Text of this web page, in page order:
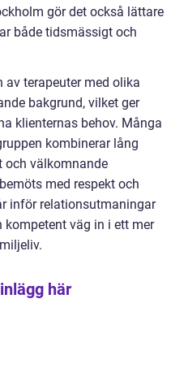
gör det också lättare
både tidsmässigt och
av terapeuter med olika
bakgrund, vilket ger
klienternas behov. Många
kombinerar lång
och välkomnande
med respekt och
inför relationsutmaningar
kompetent väg in i ett mer
här